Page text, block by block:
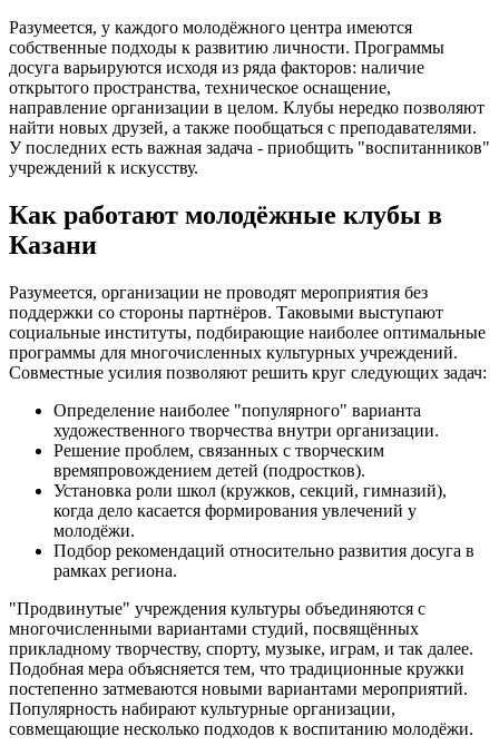
Разумеется, у каждого молодёжного центра имеются
собственные подходы к развитию личности. Программы
досуга варьируются исходя из ряда факторов: наличие
открытого пространства, техническое оснащение,
направление организации в целом. Клубы нередко позволяют
найти новых друзей, а также пообщаться с преподавателями.
У последних есть важная задача - приобщить "воспитанников"
учреждений к искусству.
Как работают молодёжные клубы в
Казани
Разумеется, организации не проводят мероприятия без
поддержки со стороны партнёров. Таковыми выступают
социальные институты, подбирающие наиболее оптимальные
программы для многочисленных культурных учреждений.
Совместные усилия позволяют решить круг следующих задач:
Определение наиболее "популярного" варианта
художественного творчества внутри организации.
Решение проблем, связанных с творческим
времяпровождением детей (подростков).
Установка роли школ (кружков, секций, гимназий),
когда дело касается формирования увлечений у
молодёжи.
Подбор рекомендаций относительно развития досуга в
рамках региона.
"Продвинутые" учреждения культуры объединяются с
многочисленными вариантами студий, посвящённых
прикладному творчеству, спорту, музыке, играм, и так далее.
Подобная мера объясняется тем, что традиционные кружки
постепенно затмеваются новыми вариантами мероприятий.
Популярность набирают культурные организации,
совмещающие несколько подходов к воспитанию молодёжи.